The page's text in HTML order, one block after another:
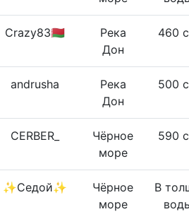
Crazy83🇧🇾
Река
Дон
460
andrusha
Река
Дон
500
CERBER_
Чёрное
море
590
✨Седой✨
Чёрное
море
В